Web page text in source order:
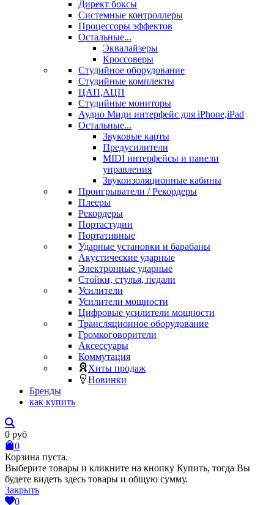
Директ боксы
Системные контроллеры
Процессоры эффектов
Остальные...
Эквалайзеры
Кроссоверы
Студийное оборудование
Студийные комплекты
ЦАП,АЦП
Студийные мониторы
Аудио Миди интерфейс для iPhone,iPad
Остальные...
Звуковые карты
Предусилители
MIDI интерфейсы и панели
управления
Звукоизоляционные кабины
Проигрыватели / Рекордеры
Плееры
Рекордеры
Портастудии
Портативные
Ударные установки и барабаны
Акустические ударные
Электронные ударные
Стойки, стулья, педали
Усилители
Усилители мощности
Цифровые усилители мощности
Трансляционное оборудование
Громкоговорители
Аксессуары
Коммутация
Хиты продаж
Новинки
Бренды
как купить
0 руб
0
Корзина пуста.
Выберите товары и кликните на кнопку Купить, тогда Вы
будете видеть здесь товары и общую сумму.
Закрыть
0